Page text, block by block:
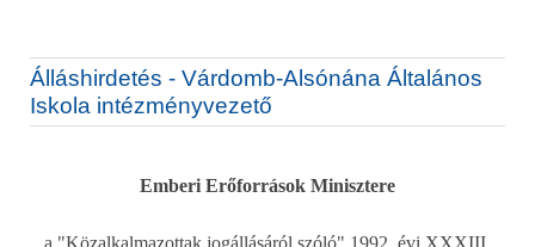
Álláshirdetés - Várdomb-Alsónána Általános
Iskola intézményvezető
Emberi Erőforrások Minisztere
a "Közalkalmazottak jogállásáról szóló" 1992. évi XXXIII.